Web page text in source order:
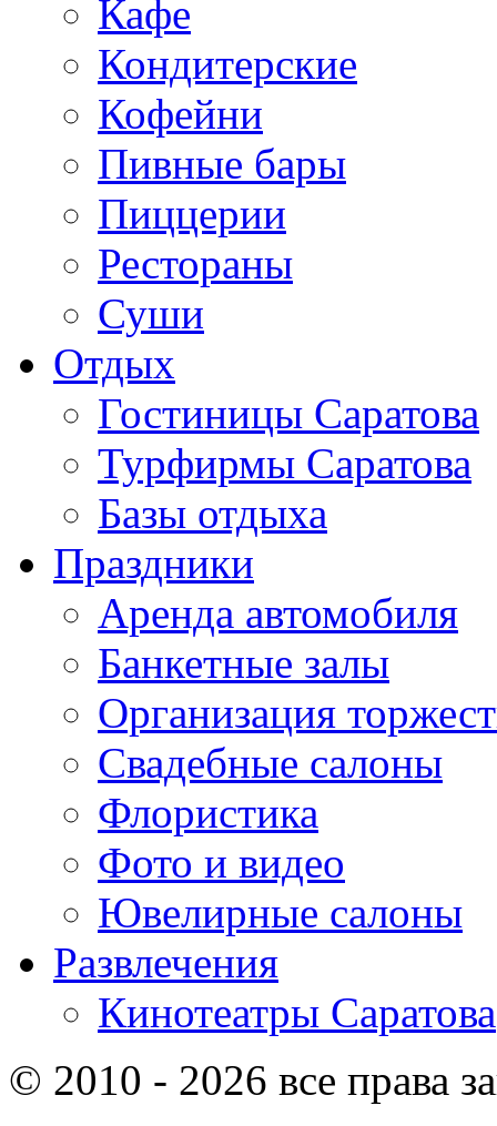
Кафе
Кондитерские
Кофейни
Пивные бары
Пиццерии
Рестораны
Суши
Отдых
Гостиницы Саратова
Турфирмы Саратова
Базы отдыха
Праздники
Аренда автомобиля
Банкетные залы
Организация
Свадебные салоны
Флористика
Фото и видео
Ювелирные салоны
Развлечения
Кинотеатры Саратова
© 2010 - 2026 все права